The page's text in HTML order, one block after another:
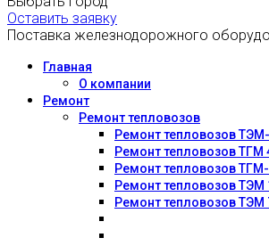
Оставить заявку
Поставка железнодорожного
Главная
О компании
Ремонт
Ремонт тепловозов
Ремонт тепловозов
Ремонт тепловозов ТГМ
Ремонт тепловозов
Ремонт тепловозов ТЭМ
Ремонт тепловозов ТЭМ